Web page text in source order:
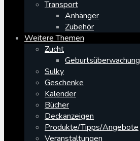
Transport
Anhänger
Zubehör
Weitere Themen
Zucht
Geburtsüberwachung
Sulky
Geschenke
Kalender
Bücher
Deckanzeigen
Produkte/Tipps/Angebote
Veranstaltungen